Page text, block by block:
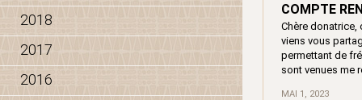
2018
2017
2016
COMPTE
Chère donatrice,
viens vous
permettant de
sont venues me
MAI 1, 2023